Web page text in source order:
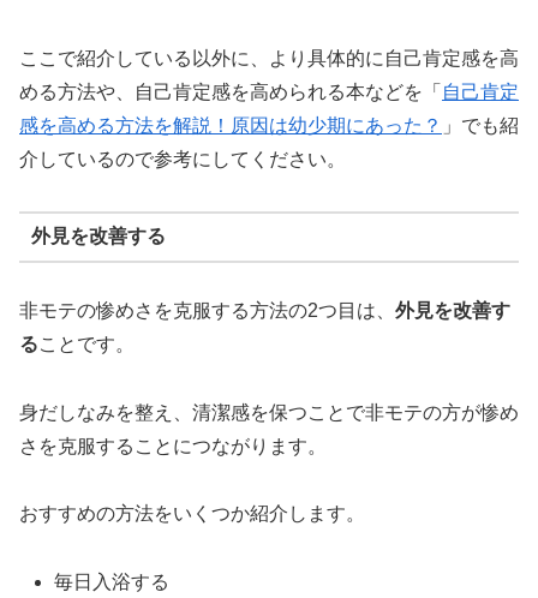
ここで紹介している以外に、より具体的に自己肯定感を高
める方法や、自己肯定感を高められる本などを「 自己肯定
感を高める方法を解説！原因は幼少期にあった？ 」でも紹
介しているので参考にしてください。
外見を改善する
非モテの惨めさを克服する方法の2つ目は、 外見を改善す
ることです。
身だしなみを整え、清潔感を保つことで非モテの方が惨め
さを克服することにつながります。
おすすめの方法をいくつか紹介します。
毎日入浴する